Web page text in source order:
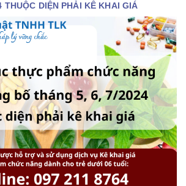
THUỘC DIỆN PHẢI KÊ KHAI GIÁ